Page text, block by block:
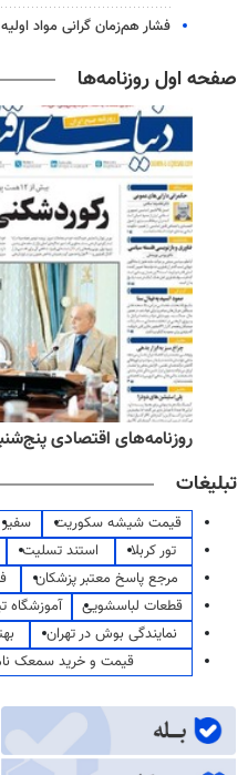
فشار هم‌زمان گرانی مواد
صفحه اول روزنامه‌ها
روزنامه‌های اقتصادی پنج‌شنبه ۱۵ مرداد
تبلیغات
قیمت شیشه سکوریت سفیر
تور کربلا
استند تسلیت
مرجع پاسخ معتبر پزشکان
قطعات لباسشویی
آموزشگاه
نمایندگی بوش در تهران
قیمت و خرید سمعک